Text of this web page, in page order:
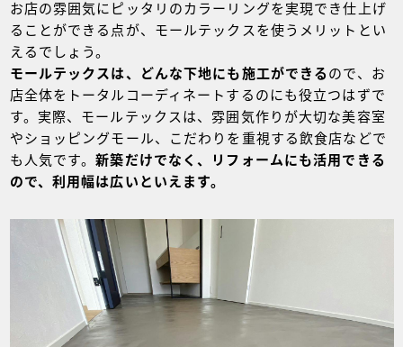
お店の雰囲気にピッタリのカラーリングを実現でき仕上げ
ることができる点が、モールテックスを使うメリットとい
えるでしょう。
モールテックスは、どんな下地にも施工ができるので、お
店全体をトータルコーディネートするのにも役立つはずで
す。実際、モールテックスは、雰囲気作りが大切な美容室
やショッピングモール、こだわりを重視する飲食店などで
も人気です。新築だけでなく、リフォームにも活用できる
ので、利用幅は広いといえます。